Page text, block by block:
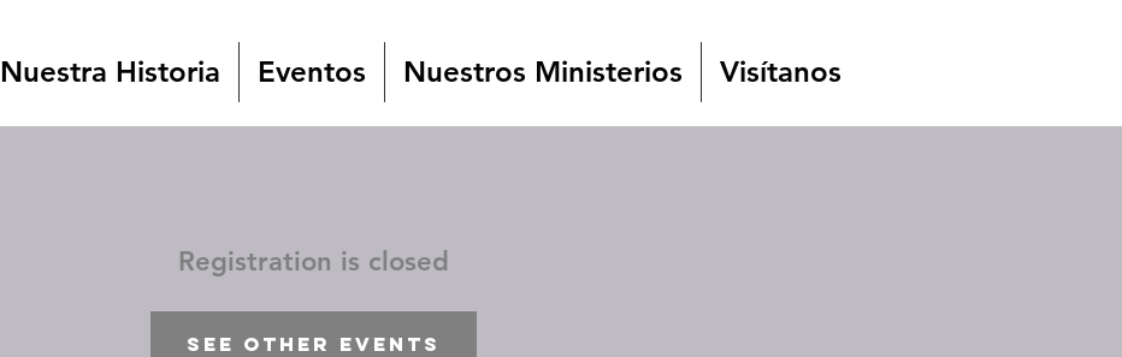
Nuestra Historia Eventos Nuestros Ministerios Visítanos
Registration is closed
See other events